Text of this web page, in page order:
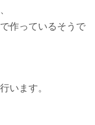
作っているそうで
います。